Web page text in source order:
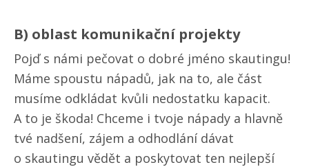
B) oblast komunikační projekty
Pojď s námi pečovat o dobré jméno skautingu!
Máme spoustu nápadů, jak na to, ale část
musíme odkládat kvůli nedostatku kapacit.
A to je škoda! Chceme i tvoje nápady a hlavně
tvé nadšení, zájem a odhodlání dávat
o skautingu vědět a poskytovat ten nejlepší